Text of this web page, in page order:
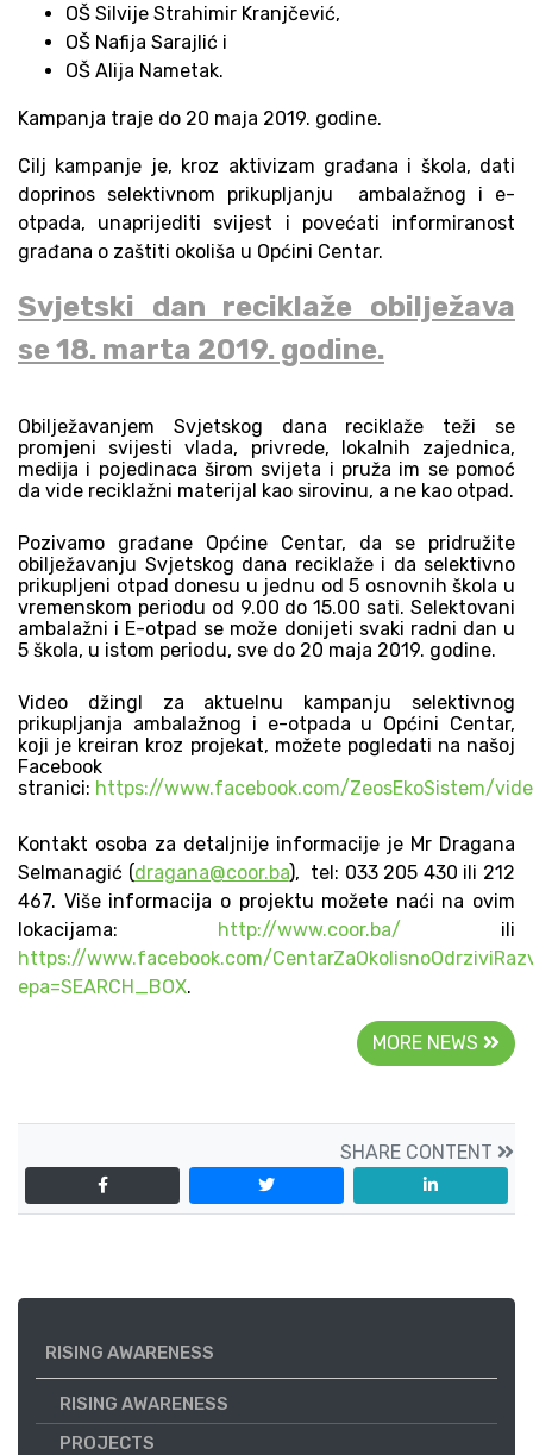
OŠ Silvije Strahimir Kranjčević,
OŠ Nafija Sarajlić i
OŠ Alija Nametak.
Kampanja traje do 20 maja 2019. godine.
Cilj kampanje je, kroz aktivizam građana i škola, dati
doprinos selektivnom prikupljanju ambalažnog i e-
otpada, unaprijediti svijest i povećati informiranost
građana o zaštiti okoliša u Općini Centar.
Svjetski dan reciklaže obilježava
se 18. marta 2019. godine.
Obilježavanjem Svjetskog dana reciklaže teži se
promjeni svijesti vlada, privrede, lokalnih zajednica,
medija i pojedinaca širom svijeta i pruža im se pomoć
da vide reciklažni materijal kao sirovinu, a ne kao otpad.
Pozivamo građane Općine Centar, da se pridružite
obilježavanju Svjetskog dana reciklaže i da selektivno
prikupljeni otpad donesu u jednu od 5 osnovnih škola u
vremenskom periodu od 9.00 do 15.00 sati. Selektovani
ambalažni i E-otpad se može donijeti svaki radni dan u
5 škola, u istom periodu, sve do 20 maja 2019. godine.
Video džingl za aktuelnu kampanju selektivnog
prikupljanja ambalažnog i e-otpada u Općini Centar,
koji je kreiran kroz projekat, možete pogledati na našoj
Facebook
stranici: https://www.facebook.com/ZeosEkoSistem/
Kontakt osoba za detaljnije informacije je Mr Dragana
Selmanagić (dragana@coor.ba), tel: 033 205 430 ili 212
467. Više informacija o projektu možete naći na ovim
lokacijama: http://www.coor.ba/ ili
https://www.facebook.com/
epa=SEARCH_BOX.
MORE NEWS
SHARE CONTENT
RISING AWARENESS
RISING AWARENESS
PROJECTS